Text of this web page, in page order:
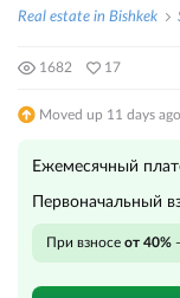
Real estate in Bishkek
1682 17
Moved up 11 days ago
Ежемесячный
Первоначальный
При взносе от 40%